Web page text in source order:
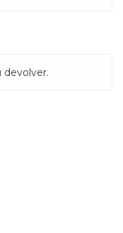
devolver.